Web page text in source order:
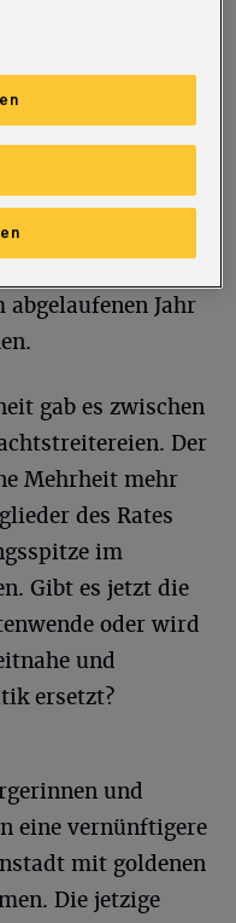
sich an den
Resignation
Die
ihren Parteien
versprochen und
Jahr
gab es zwischen
Der
Mehrheit mehr
des Rates
im
Gibt es jetzt die
oder wird
und
ersetzt?
und
eine vernünftigere
mit goldenen
Die jetzige